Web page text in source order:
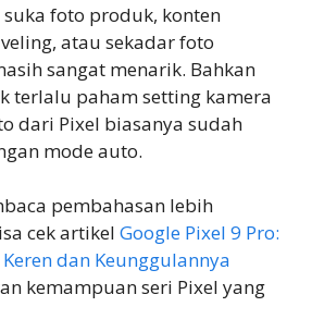
foto produk, konten
atau sekadar foto
sangat menarik. Bahkan
terlalu paham setting kamera
dari Pixel biasanya sudah
mode auto.
pembahasan lebih
cek artikel Google Pixel 9 Pro:
dan Keunggulannya
kemampuan seri Pixel yang